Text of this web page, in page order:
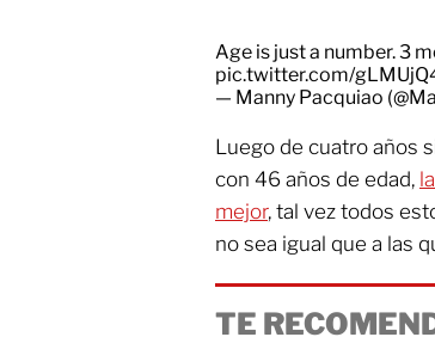
Age is just a number. 3
pic.twitter.com/
— Manny Pacquiao
Luego de cuatro años
con 46 años de edad,
mejor, tal vez todos
no sea igual que a las
TE